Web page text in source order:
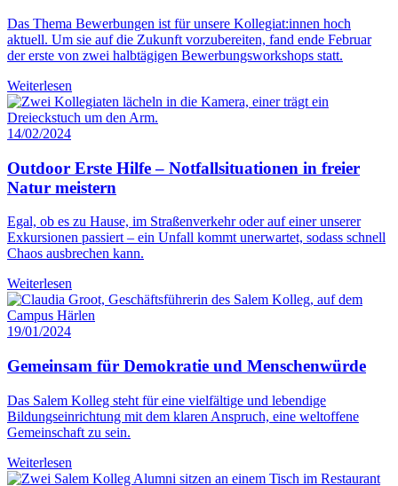
Das Thema Bewerbungen ist für unsere Kollegiat:innen hoch
aktuell. Um sie auf die Zukunft vorzubereiten, fand ende Februar
der erste von zwei halbtägigen Bewerbungsworkshops statt.
Weiterlesen
14/02/2024
Outdoor Erste Hilfe – Notfallsituationen in freier
Natur meistern
Egal, ob es zu Hause, im Straßenverkehr oder auf einer unserer
Exkursionen passiert – ein Unfall kommt unerwartet, sodass schnell
Chaos ausbrechen kann.
Weiterlesen
19/01/2024
Gemeinsam für Demokratie und Menschenwürde
Das Salem Kolleg steht für eine vielfältige und lebendige
Bildungseinrichtung mit dem klaren Anspruch, eine weltoffene
Gemeinschaft zu sein.
Weiterlesen